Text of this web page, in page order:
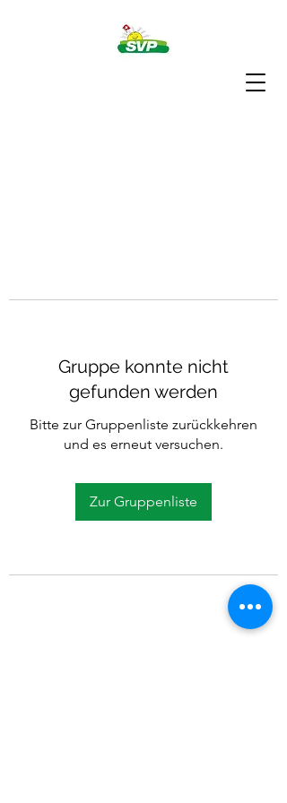
Gruppe konnte nicht
gefunden werden
Bitte zur Gruppenliste zurückkehren
und es erneut versuchen.
Zur Gruppenliste